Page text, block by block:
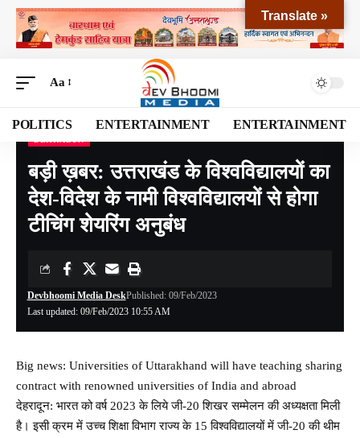
Aa
POLITICS ENTERTAINMENT ENTERTAINMENT
Devbhoomi Media Blog>NATIONAL >UTTARAKHAND>DEHRADUN>
बड़ी ख़बर: उत्तराखंड के विश्वविद्यालयों का
देश-विदेश के नामी विश्वविद्यालयों से होगा
टीचिंग शेयरिंग अनुबंध
Last updated: 09/Feb/2023 10:55 AM
Devbhoomi Media DeskPublished: 09/Feb/2023
Big news: Universities of Uttarakhand will have teaching sharing
contract with renowned universities of India and abroad
देहरादून: भारत को वर्ष 2023 के लिये जी-20 शिखर सम्मेलन की अध्यक्षता मिली
है। इसी क्रम में उच्च शिक्षा विभाग राज्य के 15 विश्वविद्यालयों में जी-20 की थीम
Translate »